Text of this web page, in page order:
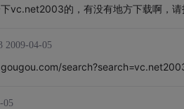
vc.net2003的，有没有地方下载啊，请
2009-04-05
05